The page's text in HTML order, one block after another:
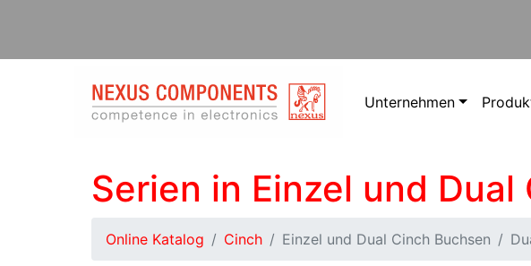
Unternehmen
Serien in Einzel und
Online Katalog Cinch Einzel und Dual Cinch Buchsen